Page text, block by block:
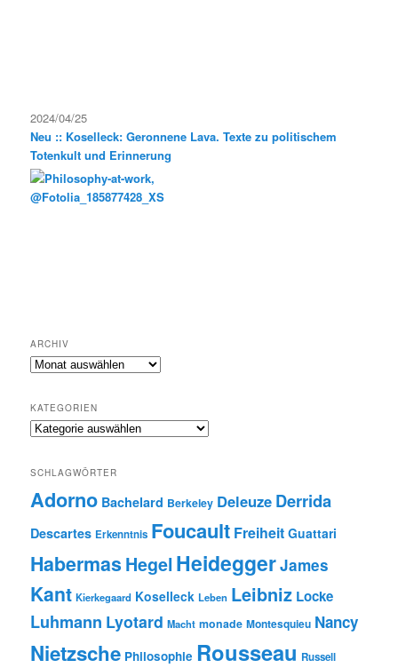
2024/04/25
Neu :: Koselleck: Geronnene Lava. Texte zu politischem
Totenkult und Erinnerung
ARCHIV
Archiv
KATEGORIEN
Kategorien
SCHLAGWÖRTER
Adorno Bachelard Berkeley Deleuze Derrida
Descartes Erkenntnis Foucault Freiheit Guattari
Habermas Hegel HeideggerJames
Kant Kierkegaard Koselleck Leben Leibniz Locke
Luhmann Lyotard Macht monade Montesquieu Nancy
Nietzsche Philosophie Rousseau Russell